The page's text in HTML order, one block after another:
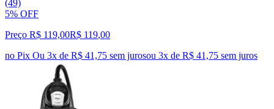
(49)
5% OFF
Preço R$ 119,00R$ 119,00
no Pix Ou 3x de R$ 41,75 sem jurosou 3x de R$ 41,75 sem juros